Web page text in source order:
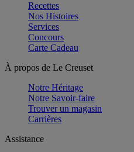
Recettes
Nos Histoires
Services
Concours
Carte Cadeau
À propos de Le Creuset
Notre Héritage
Notre Savoir-faire
Trouver un magasin
Carrières
Assistance